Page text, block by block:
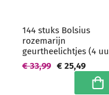
144 stuks Bolsius
rozemarijn
geurtheelichtjes (4
grootverpakking
€ 25,49
€ 33,99
In